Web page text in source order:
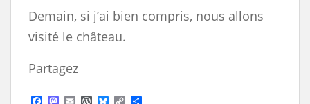
Demain, si j’ai bien compris, nous allons
visité le château.
Partagez
M E W B C